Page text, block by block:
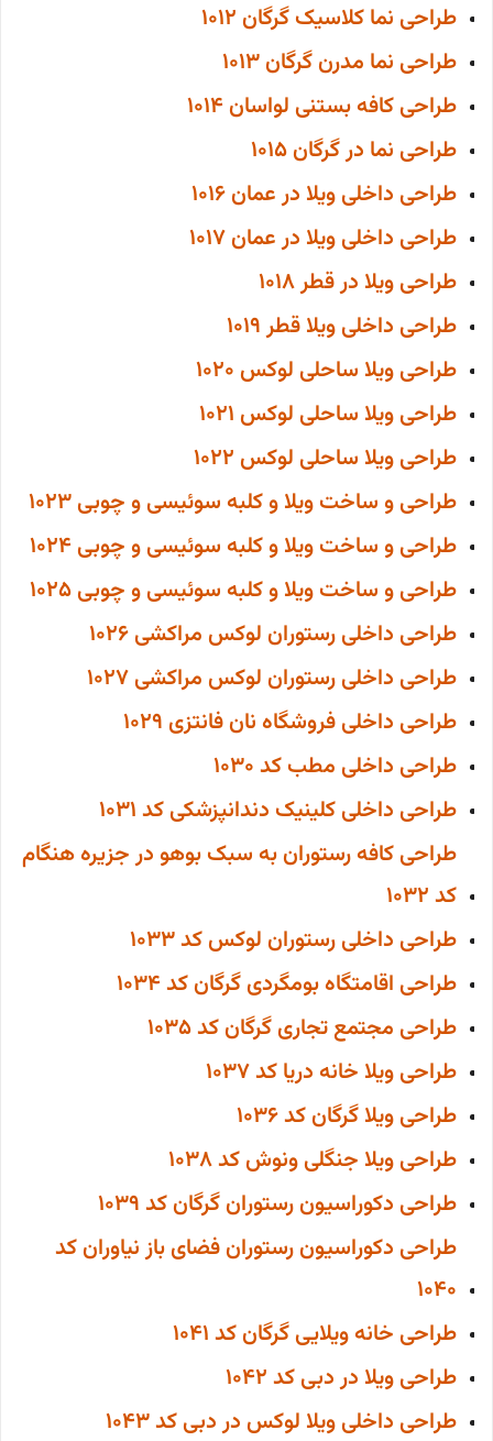
طراحی نما کلاسیک گرگان 1012
طراحی نما مدرن گرگان 1013
طراحی کافه بستنی لواسان 1014
طراحی نما در گرگان 1015
طراحی داخلی ویلا در عمان 1016
طراحی داخلی ویلا در عمان 1017
طراحی ویلا در قطر 1018
طراحی داخلی ویلا قطر 1019
طراحی ویلا ساحلی لوکس 1020
طراحی ویلا ساحلی لوکس 1021
طراحی ویلا ساحلی لوکس 1022
طراحی و ساخت ویلا و کلبه سوئیسی و چوبی 1023
طراحی و ساخت ویلا و کلبه سوئیسی و چوبی 1024
طراحی و ساخت ویلا و کلبه سوئیسی و چوبی 1025
طراحی داخلی رستوران لوکس مراکشی 1026
طراحی داخلی رستوران لوکس مراکشی 1027
طراحی داخلی فروشگاه نان فانتزی 1029
طراحی داخلی مطب کد 1030
طراحی داخلی کلینیک دندانپزشکی کد 1031
طراحی کافه رستوران به سبک بوهو در جزیره هنگام
کد 1032
طراحی داخلی رستوران لوکس کد 1033
طراحی اقامتگاه بومگردی گرگان کد 1034
طراحی مجتمع تجاری گرگان کد 1035
طراحی ویلا خانه دریا کد 1037
طراحی ویلا گرگان کد 1036
طراحی ویلا جنگلی ونوش کد 1038
طراحی دکوراسیون رستوران گرگان کد 1039
طراحی دکوراسیون رستوران فضای باز نیاوران کد
1040
طراحی خانه ویلایی گرگان کد 1041
طراحی ویلا در دبی کد 1042
طراحی داخلی ویلا لوکس در دبی کد 1043